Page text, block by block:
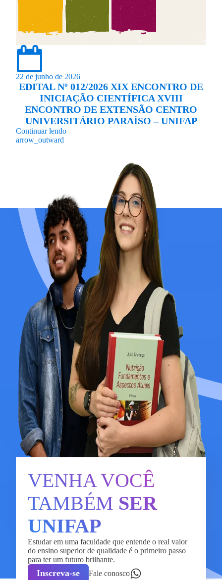
22 de junho de 2026
EDITAL Nº 012/2026 XIX ENCONTRO DE
INICIAÇÃO CIENTÍFICA XVIII
ENCONTRO DE EXTENSÃO CENTRO
UNIVERSITÁRIO PARAÍSO – UNIFAP
Continuar lendo
arrow_outward
VENHA VOCÊ
TAMBÉM SER
UNIFAP
Estudar em uma faculdade que entende o real valor
do ensino superior de qualidade é o primeiro passo
para ter um futuro brilhante.
Inscreva-se Fale conosco